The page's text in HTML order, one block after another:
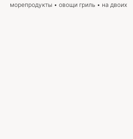
морепродукты • овощи гриль • на двоих